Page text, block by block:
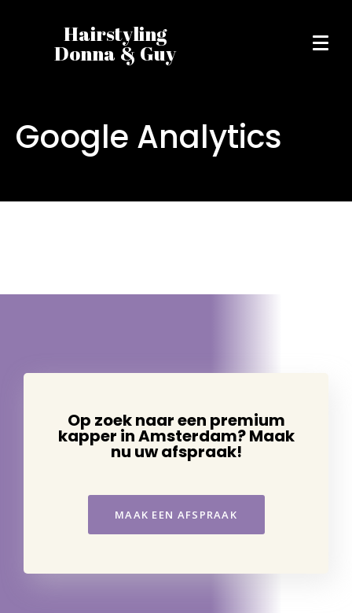
Hairstyling
Donna & Guy
Google Analytics
Op zoek naar een premium
kapper in Amsterdam? Maak
nu uw afspraak!
MAAK EEN AFSPRAAK